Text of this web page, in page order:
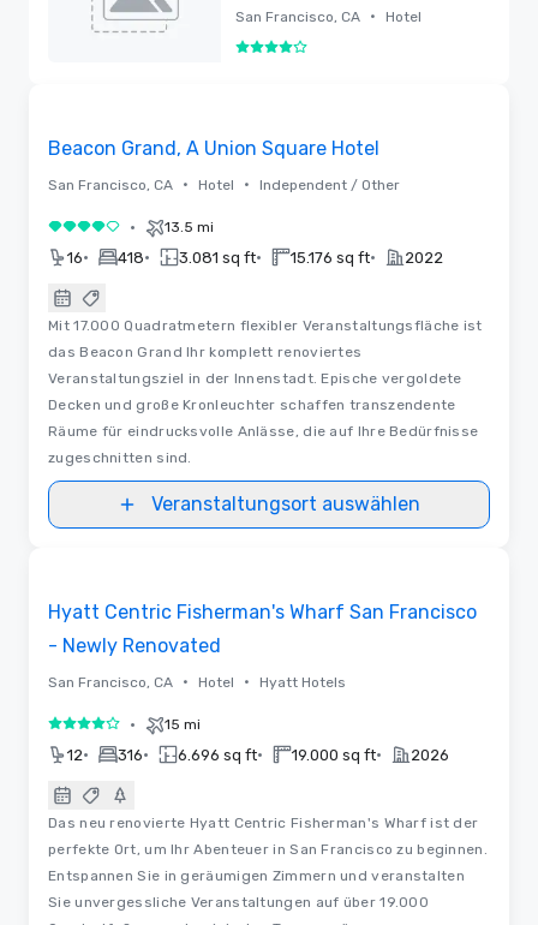
Francisco
San Francisco, CA • Hotel
4 von 5
Beacon Grand, A Union Square Hotel
San Francisco, CA • Hotel • Independent / Other
4 von 5 • 13.5 mi
16• 418• 3.081 sq ft• 15.176 sq ft• 2022
Mit 17.000 Quadratmetern flexibler Veranstaltungsfläche ist
das Beacon Grand Ihr komplett renoviertes
Veranstaltungsziel in der Innenstadt. Epische vergoldete
Decken und große Kronleuchter schaffen transzendente
Räume für eindrucksvolle Anlässe, die auf Ihre Bedürfnisse
zugeschnitten sind.
Veranstaltungsort auswählen
Hyatt Centric Fisherman's Wharf San Francisco
- Newly Renovated
San Francisco, CA • Hotel • Hyatt Hotels
4 von 5 • 15 mi
12• 316• 6.696 sq ft• 19.000 sq ft• 2026
Das neu renovierte Hyatt Centric Fisherman's Wharf ist der
perfekte Ort, um Ihr Abenteuer in San Francisco zu beginnen.
Entspannen Sie in geräumigen Zimmern und veranstalten
Sie unvergessliche Veranstaltungen auf über 19.000